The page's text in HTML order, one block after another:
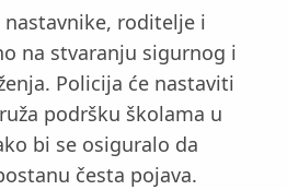
roditelje i
na stvaranju sigurnog i
Policija će nastaviti
podršku školama u
bi se osiguralo da
česta pojava.